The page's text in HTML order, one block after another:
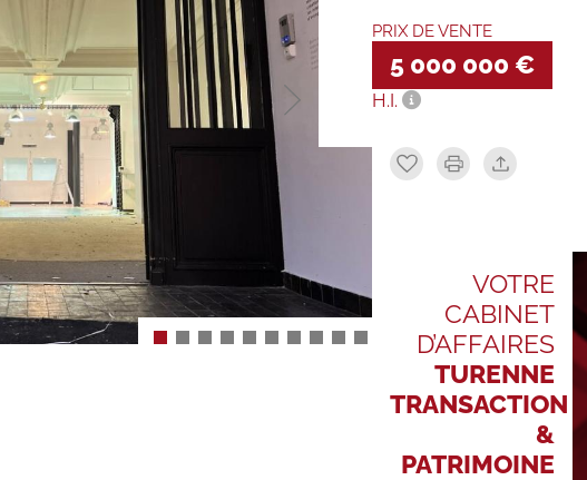
PRIX DE VENTE
5 000 000 €
H.I.
VOTRE
CABINET
D’AFFAIRES
TURENNE
TRANSACTION
&
PATRIMOINE